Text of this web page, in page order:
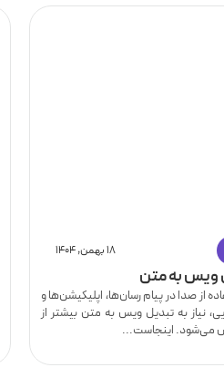
۱۸ بهمن, ۱۴۰۴
از صدا در پیام رسان‌ها، اپلیکیشن‌ها و
نیاز به تبدیل ویس به متن بیشتر از
می‌شود. اینجاست...